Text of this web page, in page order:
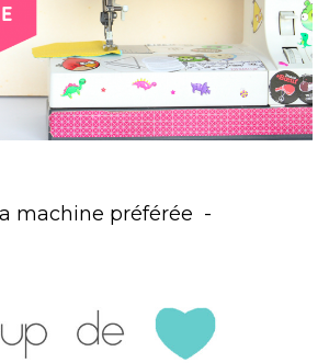
machine préférée